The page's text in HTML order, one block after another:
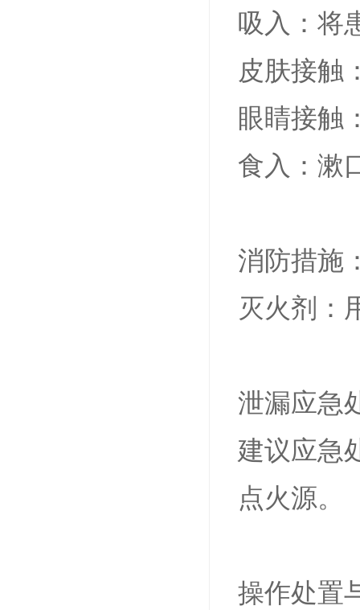
吸入：将
皮肤接触
眼睛接触
食入：漱
消防措施
灭火剂：
泄漏应急
建议应急
点火源。
操作处置